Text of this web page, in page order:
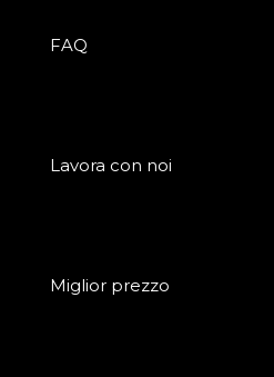
FAQ
Lavora con noi
Miglior prezzo